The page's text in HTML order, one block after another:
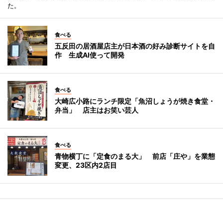
た。
食べる
五反田の居酒屋店主が日本酒の好み診断サイトを自
作 生成AI使って開発
食べる
大崎広小路にランチ限定「魚沼しょうが焼き食堂・
弁当」 店主はお笑い芸人
食べる
青物横丁に「定食のまる大」 前店「庄や」を業態
変更、23区内2店目